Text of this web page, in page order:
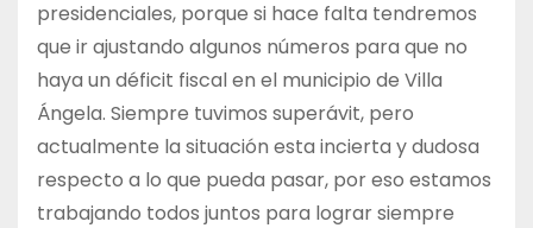
presidenciales, porque si hace falta tendremos
que ir ajustando algunos números para que no
haya un déficit fiscal en el municipio de Villa
Ángela. Siempre tuvimos superávit, pero
actualmente la situación esta incierta y dudosa
respecto a lo que pueda pasar, por eso estamos
trabajando todos juntos para lograr siempre